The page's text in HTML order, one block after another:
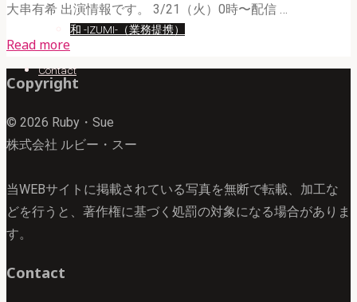
和 -IZUMI-（業務提携）
Contact
大串有希 出演情報です。 3/21（火）0時〜配信 …
Read more"大
串
有
FOD
オ
ジ
ナ
Copyright
© 2026 Ruby・Sue
株式会社 ルビー・スー
当WEBサイトに掲載されている写真を無断で転載、加工な
どを行うと、著作権に基づく処罰の対象になる場合がありま
す。
Contact